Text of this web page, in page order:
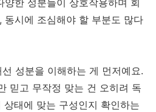
양한 성분들이 상호작용하며 회
동시에 조심해야 할 부분도 많다
성분을 이해하는 게 먼저예요.
믿고 무작정 맞는 건 오히려 독
태에 맞는 구성인지 확인하는